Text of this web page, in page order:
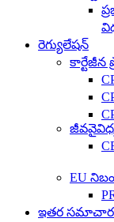
రెగ్యులేషన్
కార్టేజీన
EU
ఇతర